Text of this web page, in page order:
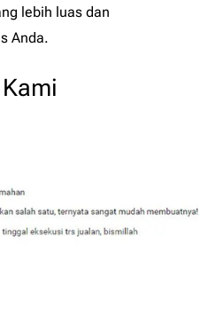
lebih luas dan
Anda.